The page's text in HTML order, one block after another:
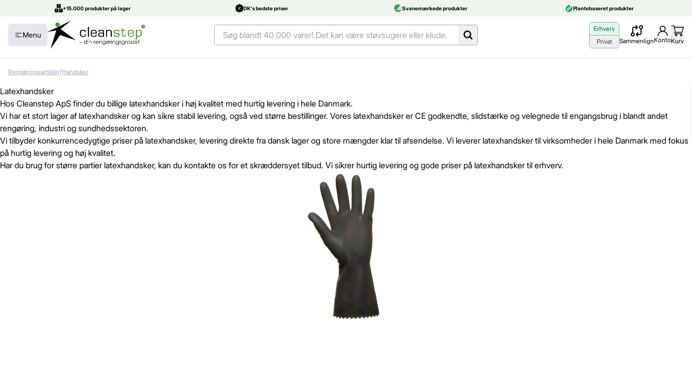
+15.000 produkter på lager DK's bedste priser Svanemærkede produkter Plantebaseret produkter
Menu
Erhverv
Privat
SammenlignKontoKurv
Rengøringsartikler/Handsker
Latexhandsker
Hos Cleanstep ApS finder du billige latexhandsker i høj kvalitet med hurtig levering i hele Danmark.
Vi har et stort lager af latexhandsker og kan sikre stabil levering, også ved større bestillinger. Vores latexhandsker er CE godkendte, slidstærke og velegnede til engangsbrug i blandt andet
rengøring, industri og sundhedssektoren.
Vi tilbyder konkurrencedygtige priser på latexhandsker, levering direkte fra dansk lager og store mængder klar til afsendelse. Vi leverer latexhandsker til virksomheder i hele Danmark med fokus
på hurtig levering og høj kvalitet.
Har du brug for større partier latexhandsker, kan du kontakte os for et skræddersyet tilbud. Vi sikrer hurtig levering og gode priser på latexhandsker til erhverv.